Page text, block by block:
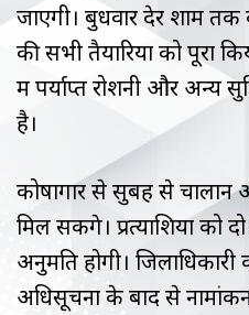
जाएगी। बुधवार देर शाम
की सभी तैयारियों को पूरा
में पर्याप्त रोशनी और अन्य
है।
कोषागार से सुबह से चालान
मिल सकेंगे। प्रत्याशियों को
अनुमति होगी।
अधिसूचना के बाद से नामांकन